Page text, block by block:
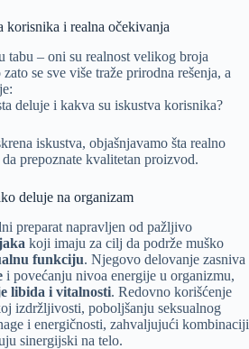
korisnika i realna očekivanja
tabu – oni su realnost velikog broja
se sve više traže prirodna rešenja, a
deluje i kakva su iskustva korisnika?
iskustva, objašnjavamo šta realno
prepoznate kvalitetan proizvod.
deluje na organizam
preparat napravljen od pažljivo
koji imaju za cilj da podrže muško
funkciju. Njegovo delovanje zasniva
i povećanju nivoa energije u organizmu,
libida i vitalnosti. Redovno korišćenje
izdržljivosti, poboljšanju seksualnog
i energičnosti, zahvaljujući kombinaciji
sinergijski na telo.